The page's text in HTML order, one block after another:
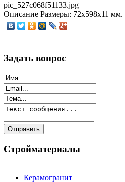
pic_527c068f51133.jpg
Описание Размеры: 72x598x11 мм.
Задать вопрос
Стройматериалы
Керамогранит